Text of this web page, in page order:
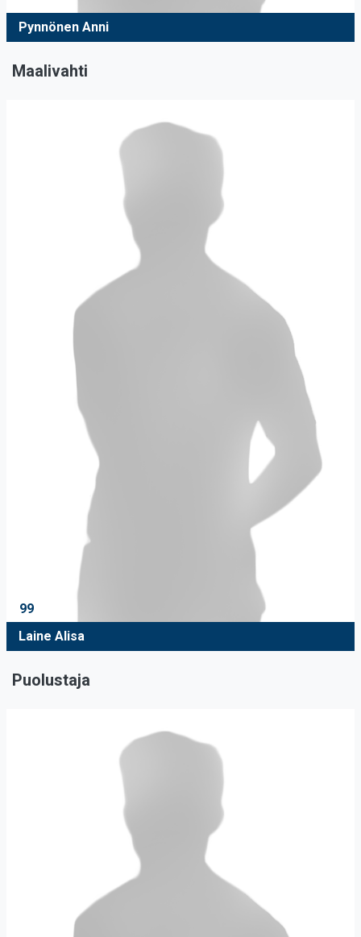
Pynnönen Anni
Maalivahti
99
Laine Alisa
Puolustaja